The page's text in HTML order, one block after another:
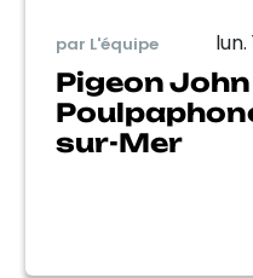
par L'équipe
Pigeon
sur-Mer